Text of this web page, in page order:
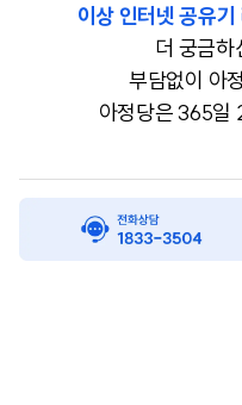
이상 인터넷 공유
더 궁금하
부담없이 아
아정당은 365일